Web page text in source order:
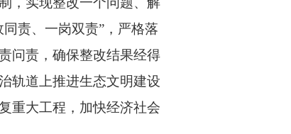
责、一岗双责”，严格落
问责，确保整改结果经得
轨道上推进生态文明建设
重大工程，加快经济社会